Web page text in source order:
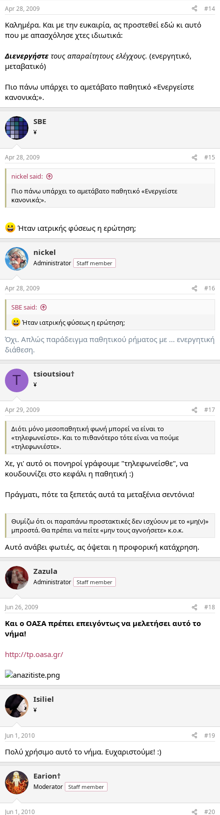
Apr 28, 2009 #14
Καλημέρα. Και με την ευκαιρία, ας προστεθεί εδώ κι αυτό
που με απασχόλησε χτες ιδιωτικά:
Διενεργήστε τους απαραίτητους ελέγχους. (ενεργητικό,
μεταβατικό)
Πιο πάνω υπάρχει το αμετάβατο παθητικό «Ενεργείστε
κανονικά;».
SBE
¥
Apr 28, 2009 #15
nickel said:
Πιο πάνω υπάρχει το αμετάβατο παθητικό «Ενεργείστε
κανονικά;».
Ήταν ιατρικής φύσεως η ερώτηση;
nickel
Administrator Staff member
Apr 28, 2009 #16
SBE said:
Ήταν ιατρικής φύσεως η ερώτηση;
Όχι. Απλώς παράδειγμα παθητικού ρήματος με ... ενεργητική
διάθεση.
T tsioutsiou†
¥
Apr 29, 2009 #17
Διότι μόνο μεσοπαθητική φωνή μπορεί να είναι το
«τηλεφωνείστε». Και το πιθανότερο τότε είναι να πούμε
«τηλεφωνιέστε».
Χε, γι' αυτό οι πονηροί γрάφουμε "τηλεφωνείσθε", να
κουδουνίζει στο κεφάλι η παθητική :)
Πράγματι, πότε τα ξεπετάς αυτά τα μεταξένια σεντόνια!
Θυμίζω ότι οι παραπάνω προστακτικές δεν ισχύουν με το «μη(ν)»
μπροστά. Θα πρέπει να πείτε «μην τους αγνοήσετε» κ.ο.κ.
Αυτό ανάβει φωτιές, ας όψεται η προφορική κατάχρηση.
Zazula
Administrator Staff member
Jun 26, 2009 #18
Και ο ΟΑΣΑ πρέπει επειγόντως να μελετήσει αυτό το
νήμα!
http://tp.oasa.gr/
Isiliel
¥
Jun 1, 2010 #19
Πολύ χρήσιμο αυτό το νήμα. Ευχαριστούμε! :)
Earion†
Moderator Staff member
Jun 1, 2010 #20